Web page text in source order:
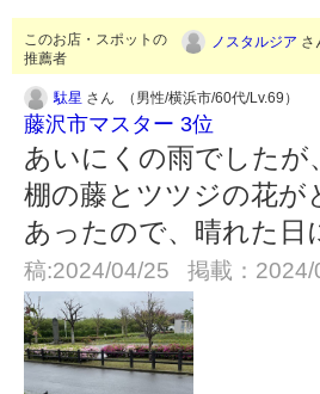
このお店・スポットの
推薦者
ノスタルジア さ
駄星 さん （男性/横浜市/60代/Lv.69）
藤沢市マスター 3位
あいにくの雨でした
棚の藤とツツジの花が
あったので、晴れた
稿:2024/04/25 掲載：2024/